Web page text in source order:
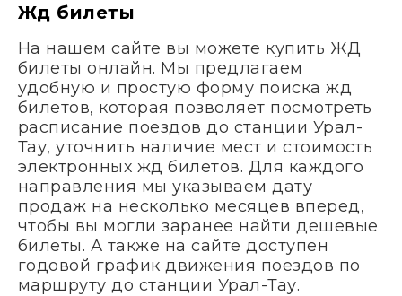
Жд билеты
На нашем сайте вы можете купить ЖД
билеты онлайн. Мы предлагаем
удобную и простую форму поиска жд
билетов, которая позволяет посмотреть
расписание поездов до станции Урал-
Тау, уточнить наличие мест и стоимость
электронных жд билетов. Для каждого
направления мы указываем дату
продаж на несколько месяцев вперед,
чтобы вы могли заранее найти дешевые
билеты. А также на сайте доступен
годовой график движения поездов по
маршруту до станции Урал-Тау.